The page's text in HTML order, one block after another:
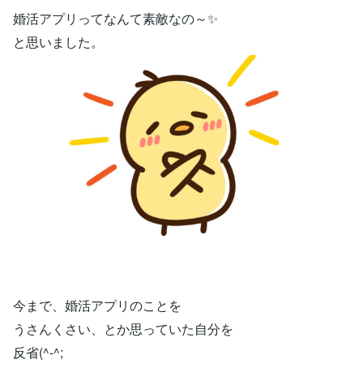
婚活アプリってなんて素敵なの～✨
と思いました。
今まで、婚活アプリのことを
うさんくさい、とか思っていた自分を
反省(^-^;